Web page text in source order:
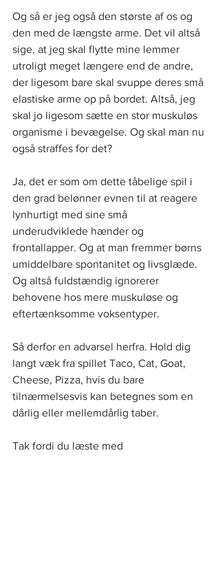
Og så er jeg også den største af os og
den med de længste arme. Det vil altså
sige, at jeg skal flytte mine lemmer
utroligt meget længere end de andre,
der ligesom bare skal svuppe deres små
elastiske arme op på bordet. Altså, jeg
skal jo ligesom sætte en stor muskuløs
organisme i bevægelse. Og skal man nu
også straffes for det?
Ja, det er som om dette tåbelige spil i
den grad belønner evnen til at reagere
lynhurtigt med sine små
underudviklede hænder og
frontallapper. Og at man fremmer børns
umiddelbare spontanitet og livsglæde.
Og altså fuldstændig ignorerer
behovene hos mere muskuløse og
eftertænksomme voksentyper.
Så derfor en advarsel herfra. Hold dig
langt væk fra spillet Taco, Cat, Goat,
Cheese, Pizza, hvis du bare
tilnærmelsesvis kan betegnes som en
dårlig eller mellemdårlig taber.
Tak fordi du læste med